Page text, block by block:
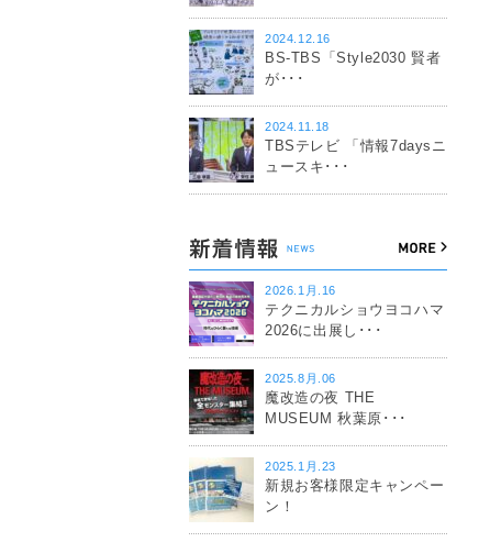
2024.12.16
BS-TBS「Style2030 賢者
が･･･
2024.11.18
TBSテレビ 「情報7daysニ
ュースキ･･･
2026.1月.16
テクニカルショウヨコハマ
2026に出展し･･･
2025.8月.06
魔改造の夜 THE
MUSEUM 秋葉原･･･
2025.1月.23
新規お客様限定キャンペー
ン！